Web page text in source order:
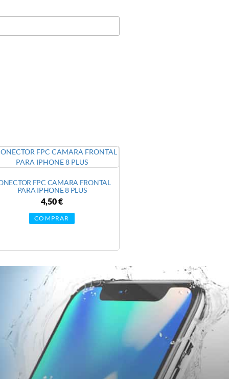
FPC CAMARA FRONTAL
PARA IPHONE 8 PLUS
4,50€
COMPRAR